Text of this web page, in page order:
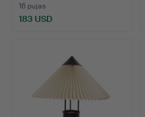
16 pujas
183 USD